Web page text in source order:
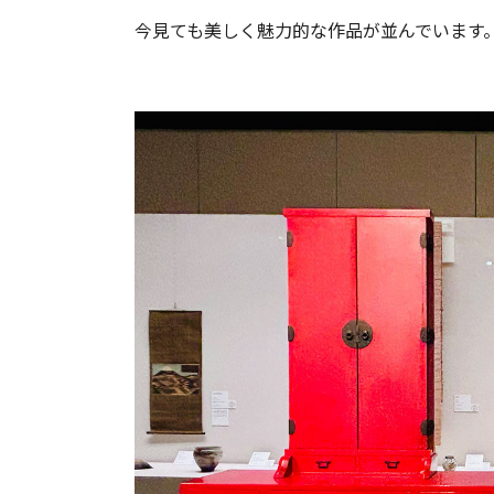
今見ても美しく魅力的な作品が並んでいます